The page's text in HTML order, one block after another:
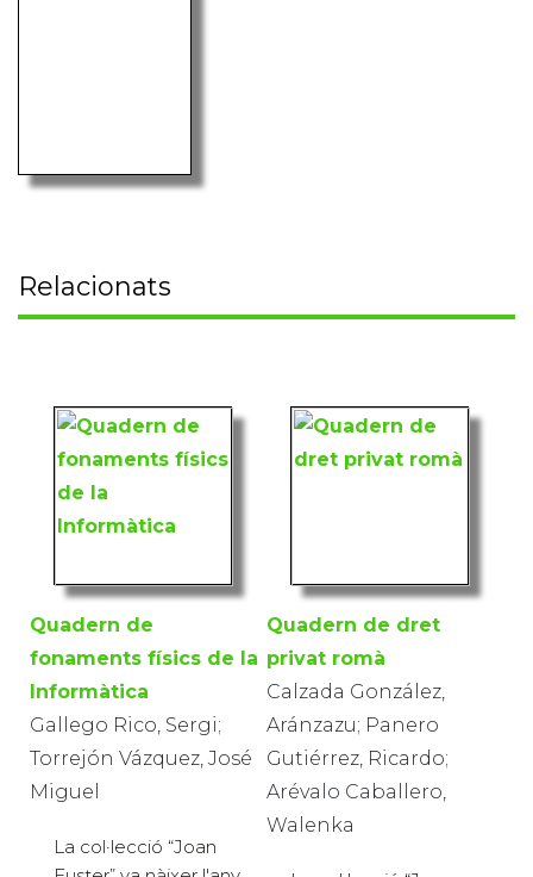
Relacionats
Quadern de
fonaments físics de la
Informàtica
Gallego Rico, Sergi;
Torrejón Vázquez, José
Miguel
La col·lecció “Joan
Quadern de dret
privat romà
Calzada González,
Aránzazu; Panero
Gutiérrez, Ricardo;
Arévalo Caballero,
Walenka